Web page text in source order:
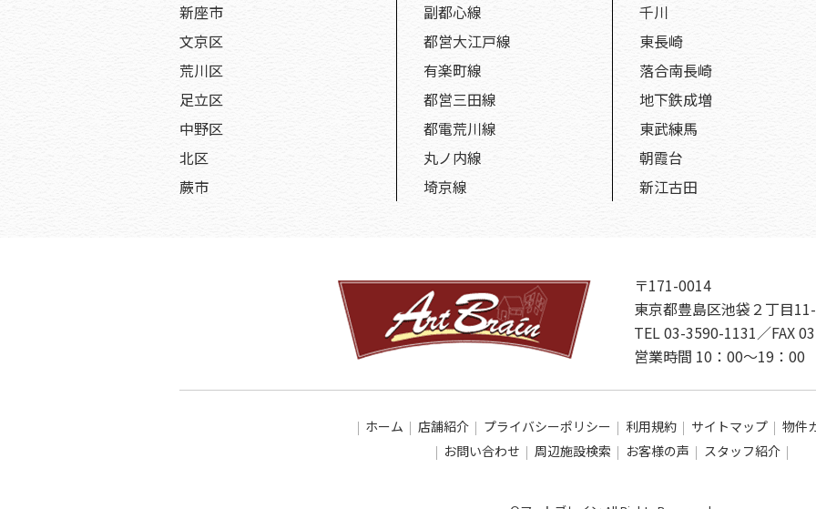
新座市
文京区
荒川区
足立区
中野区
北区
蕨市
副都心線
都営大江戸線
有楽町線
都営三田線
都電荒川線
丸ノ内線
埼京線
千川
東長崎
落合南長崎
地下鉄成増
東武練馬
朝霞台
新江古田
〒171-0014
東京都豊島区池袋２丁目
TEL 03-3590-1131／FAX
営業時間 10：00～19：
ホーム 店舗紹介 プライバシーポリシー 利用規約 サイトマップ
物件
お問い合わせ
周辺施設検索 お客様の声 スタッフ紹介